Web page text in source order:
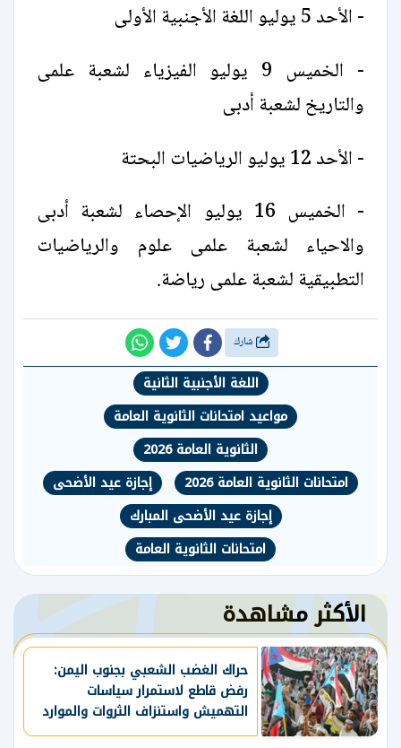
- الأحد 5 يوليو اللغة الأجنبية الأولى
- الخميس 9 يوليو الفيزياء لشعبة علمى
والتاريخ لشعبة أدبى
- الأحد 12 يوليو الرياضيات البحتة
- الخميس 16 يوليو الإحصاء لشعبة أدبى
والاحياء لشعبة علمى علوم والرياضيات
التطبيقية لشعبة علمى رياضة.
اللغة الأجنبية الثانية
مواعيد امتحانات الثانوية العامة
الثانوية العامة 2026
امتحانات الثانوية العامة 2026
إجازة عيد الأضحى
إجازة عيد الأضحى المبارك
امتحانات الثانوية العامة
الأكثر مشاهدة
حراك الغضب الشعبي بجنوب اليمن:
رفض قاطع لاستمرار سياسات
التهميش واستنزاف الثروات والموارد
الحيوية